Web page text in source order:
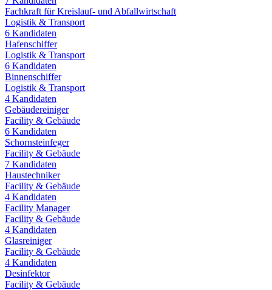
Fachkraft für Kreislauf- und Abfallwirtschaft
Logistik & Transport
6 Kandidaten
Hafenschiffer
Logistik & Transport
6 Kandidaten
Binnenschiffer
Logistik & Transport
4 Kandidaten
Gebäudereiniger
Facility & Gebäude
6 Kandidaten
Schornsteinfeger
Facility & Gebäude
7 Kandidaten
Haustechniker
Facility & Gebäude
4 Kandidaten
Facility Manager
Facility & Gebäude
4 Kandidaten
Glasreiniger
Facility & Gebäude
4 Kandidaten
Desinfektor
Facility & Gebäude